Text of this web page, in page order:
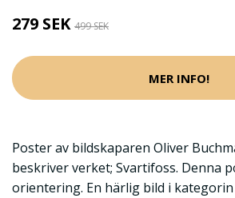
279 SEK 499 SEK
MER INFO!
Poster av bildskaparen Oliver
beskriver verket; Svartifoss. Denna
orientering. En härlig bild i kategorin